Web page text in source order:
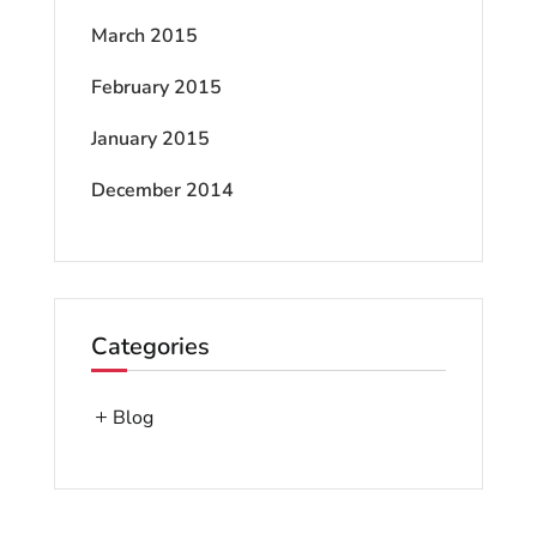
March 2015
February 2015
January 2015
December 2014
Categories
Blog